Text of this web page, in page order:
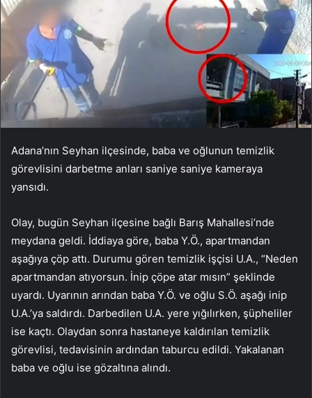
Adana’nın Seyhan ilçesinde, baba ve oğlunun temizlik
görevlisini darbetme anları saniye saniye kameraya
yansıdı.
Olay, bugün Seyhan ilçesine bağlı Barış Mahallesi’nde
meydana geldi. İddiaya göre, baba Y.Ö., apartmandan
aşağıya çöp attı. Durumu gören temizlik işçisi U.A., “Neden
apartmandan atıyorsun. İnip çöpe atar mısın” şeklinde
uyardı. Uyarının arından baba Y.Ö. ve oğlu S.Ö. aşağı inip
U.A.’ya saldırdı. Darbedilen U.A. yere yığılırken, şüpheliler
ise kaçtı. Olaydan sonra hastaneye kaldırılan temizlik
görevlisi, tedavisinin ardından taburcu edildi. Yakalanan
baba ve oğlu ise gözaltına alındı.